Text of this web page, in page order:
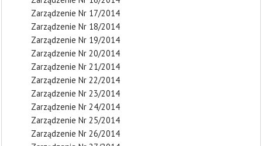
Zarządzenie Nr 17/2014
Zarządzenie Nr 18/2014
Zarządzenie Nr 19/2014
Zarządzenie Nr 20/2014
Zarządzenie Nr 21/2014
Zarządzenie Nr 22/2014
Zarządzenie Nr 23/2014
Zarządzenie Nr 24/2014
Zarządzenie Nr 25/2014
Zarządzenie Nr 26/2014